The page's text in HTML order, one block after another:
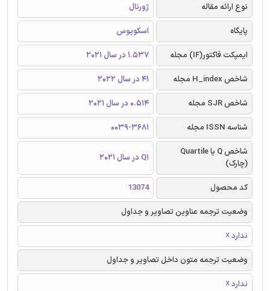
نوع ارائه مقاله
ژورنال
پایگاه
اسکوپوس
ایمپکت فاکتور(IF) مجله
1.537 در سال 2021
شاخص H_index مجله
41 در سال 2022
شاخص SJR مجله
0.514 در سال 2021
شناسه ISSN مجله
0039-3681
شاخص Q یا Quartile
(چارک)
Q1 در سال 2021
کد محصول
13074
وضعیت ترجمه عناوین تصاویر و جداول
ندارد ☓
وضعیت ترجمه متون داخل تصاویر و جداول
ندارد ☓